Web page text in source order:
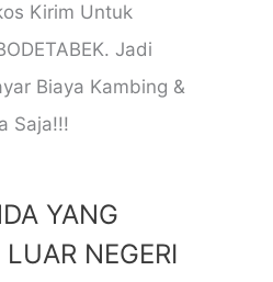
Kirim Untuk
Jadi
Biaya Kambing &
Saja!!!
YANG
NEGERI